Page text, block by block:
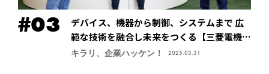
デバイス、機器から制御、システムまで 広
範な技術を融合し未来をつくる【三菱電機株
式会社・先端技術総合研究所】
キラリ、企業ハッケン！ 2025.03.31